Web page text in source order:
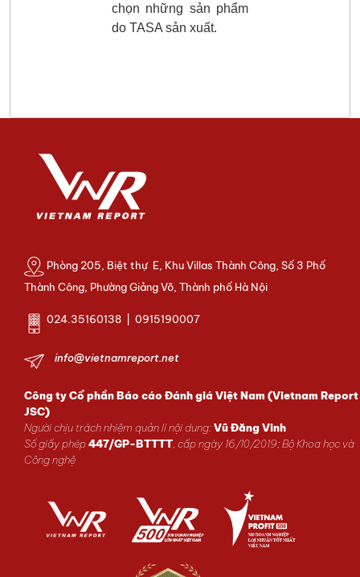
chọn những sản phẩm
do TASA sản xuất.
Phòng 205, Biệt thự E, Khu Villas Thành Công, Số 3 Phố
Thành Công, Phường Giảng Võ, Thành phố Hà Nội
024.35160138 | 0915190007
info@vietnamreport.net
Công ty Cổ phần Báo cáo Đánh giá Việt Nam (Vietnam Report
JSC)
Người chịu trách nhiệm quản lí nội dung:Vũ Đăng Vinh
Số giấy phép447/GP-BTTTT, cấp ngày 16/10/2019; Bộ Khoa học và
Công nghệ